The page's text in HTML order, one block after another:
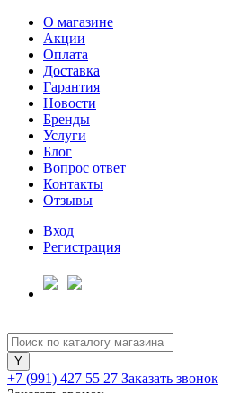
О магазине
Акции
Оплата
Доставка
Гарантия
Новости
Бренды
Услуги
Блог
Вопрос ответ
Контакты
Отзывы
Вход
Регистрация
+7 (991) 427 55 27 Заказать звонок
Для клиентов всех банков
Разбейте
оплатуна части
без переплат
График платежей
Сегодня
25%